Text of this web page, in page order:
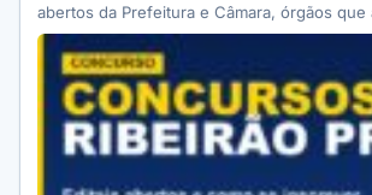
abertos da Prefeitura e Câmara, órgãos que
como…